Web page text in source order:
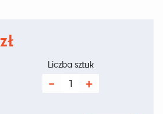
złZakres
ilość
Liczba sztuk